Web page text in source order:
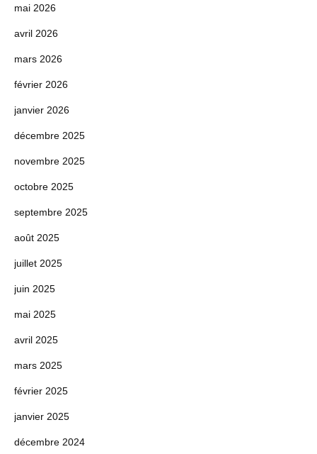
mai 2026
avril 2026
mars 2026
février 2026
janvier 2026
décembre 2025
novembre 2025
octobre 2025
septembre 2025
août 2025
juillet 2025
juin 2025
mai 2025
avril 2025
mars 2025
février 2025
janvier 2025
décembre 2024